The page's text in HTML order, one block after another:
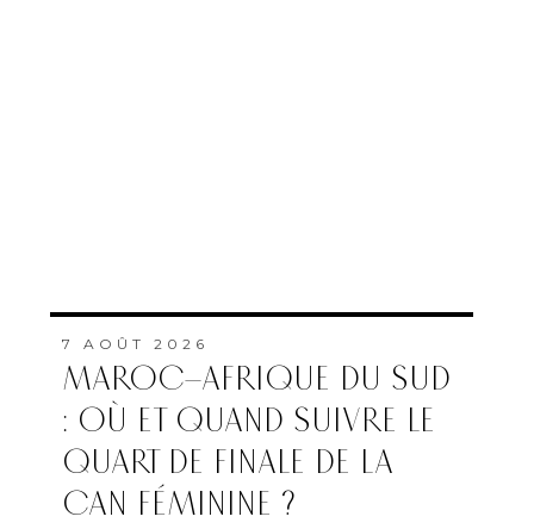
7 AOÛT 2026
MAROC–AFRIQUE DU SUD
: OÙ ET QUAND SUIVRE LE
QUART DE FINALE DE LA
CAN FÉMININE ?